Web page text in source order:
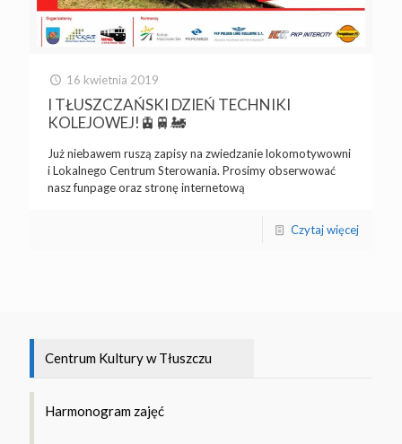
16 kwietnia 2019
I TŁUSZCZAŃSKI DZIEŃ TECHNIKI
KOLEJOWEJ!🚊🚆🚂
Już niebawem ruszą zapisy na zwiedzanie lokomotywowni
i Lokalnego Centrum Sterowania. Prosimy obserwować
nasz funpage oraz stronę internetową
Czytaj więcej
Centrum Kultury w Tłuszczu
Harmonogram zajęć